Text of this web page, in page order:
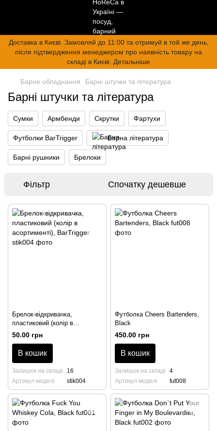
Доставка в Києві. Замовляй до 11:00 та отримуй в той же день,
після підтвердження менеджером про наявність товару на
складі в Києві. Детальніше
Барне обладнання Барні штучки та література
Барні штучки та література
Сумки Армбенди Скрутки Фартухи
Футболки BarTrigger Барна література
Барні рушники Брелоки
Фільтр Спочатку дешевше
Брелок-відкривачка,
пластиковий (колір в
асортименті), BarTrigger
50.00 грн
В кошик
Залишок на складі
16
Артикул моделі
stik004
Футболка Cheers Bartenders,
Black
450.00 грн
В кошик
Залишок на складі
4
Артикул моделі
fut008